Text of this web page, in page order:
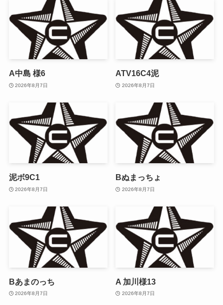
A中島 様6
2026年8月7日
ATV16C4泥
2026年8月7日
泥ボ9C1
2026年8月7日
Bぬまっちょ
2026年8月7日
Bあまのっち
2026年8月7日
A 加川様13
2026年8月7日